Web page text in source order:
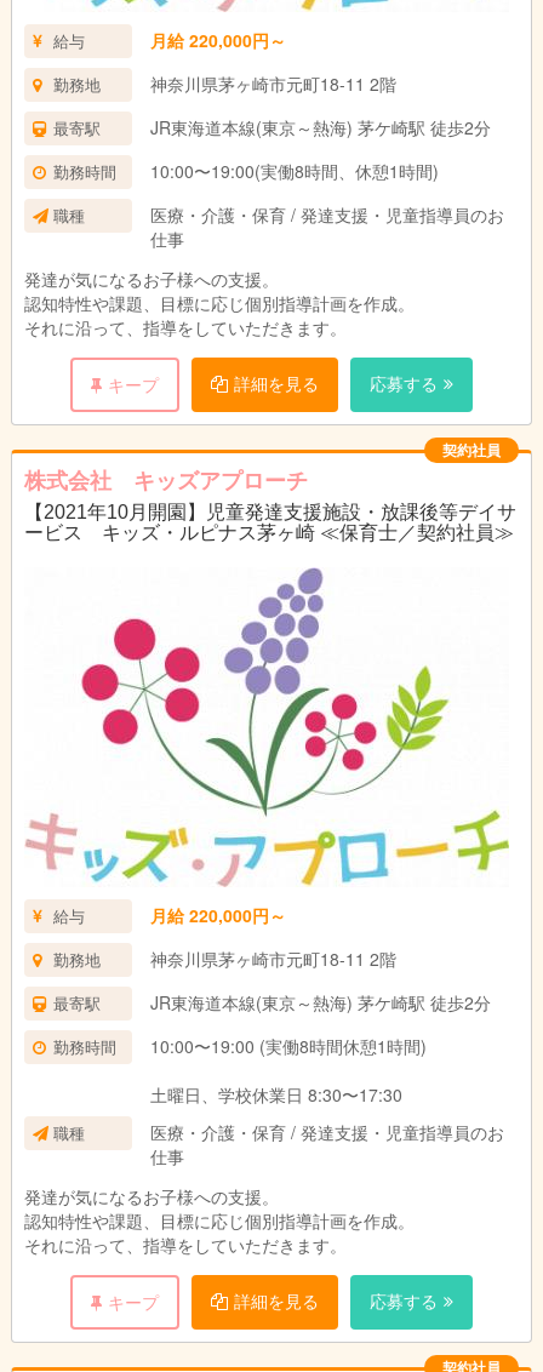
給与 月給 220,000円～
勤務地 神奈川県茅ヶ崎市元町18-11 2階
最寄駅 JR東海道本線(東京～熱海) 茅ケ崎駅 徒歩2分
勤務時間 10:00〜19:00(実働8時間、休憩1時間)
職種
医療・介護・保育 / 発達支援・児童指導員のお
仕事
発達が気になるお子様への支援。
認知特性や課題、目標に応じ個別指導計画を作成。
それに沿って、指導をしていただきます。
キープ 詳細を見る 応募する
契約社員
株式会社 キッズアプローチ
【2021年10月開園】児童発達支援施設・放課後等デイサ
ービス キッズ・ルピナス茅ヶ崎 ≪保育士／契約社員≫
給与 月給 220,000円～
勤務地 神奈川県茅ヶ崎市元町18-11 2階
最寄駅 JR東海道本線(東京～熱海) 茅ケ崎駅 徒歩2分
勤務時間
10:00〜19:00 (実働8時間休憩1時間)
土曜日、学校休業日 8:30〜17:30
職種
医療・介護・保育 / 発達支援・児童指導員のお
仕事
発達が気になるお子様への支援。
認知特性や課題、目標に応じ個別指導計画を作成。
それに沿って、指導をしていただきます。
キープ 詳細を見る 応募する
契約社員